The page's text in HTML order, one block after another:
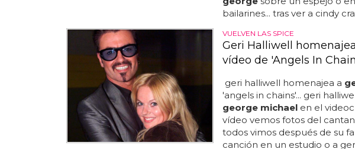
bailarines... tras ver a cindy
VUELVEN LAS SPICE
Geri Halliwell
vídeo de 'Angels In
geri halliwell homenajea a
'angels in chains'... geri
george michaelen el
vídeo vemos fotos del
todos vimos después de su
canción en un estudio o a